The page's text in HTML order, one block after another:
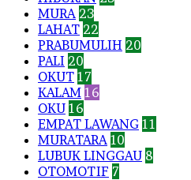
MURA 23
LAHAT 22
PRABUMULIH 20
PALI 20
OKUT 17
KALAM 16
OKU 16
EMPAT LAWANG 11
MURATARA 10
LUBUK LINGGAU 8
OTOMOTIF 7